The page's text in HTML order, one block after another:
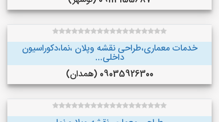
خدمات معماری،طراحی نقشه وپلان ،نما،دکوراسیون
داخلی...
09035926300 (همدان)